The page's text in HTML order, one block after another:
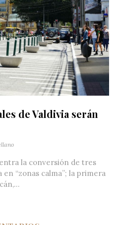
de Valdivia serán
la conversión de tres
“zonas calma”; la primera